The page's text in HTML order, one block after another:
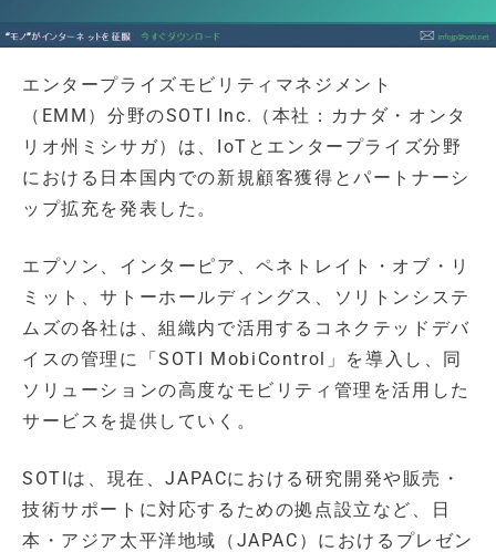
エンタープライズモビリティマネジメント
（EMM）分野のSOTI Inc.（本社：カナダ・オンタ
リオ州ミシサガ）は、IoTとエンタープライズ分野
における日本国内での新規顧客獲得とパートナーシ
ップ拡充を発表した。
エプソン、インターピア、ペネトレイト・オブ・リ
ミット、サトーホールディングス、ソリトンシステ
ムズの各社は、組織内で活用するコネクテッドデバ
イスの管理に「SOTI MobiControl」を導入し、同
ソリューションの高度なモビリティ管理を活用した
サービスを提供していく。
SOTIは、現在、JAPACにおける研究開発や販売・
技術サポートに対応するための拠点設立など、日
本・アジア太平洋地域（JAPAC）におけるプレゼン